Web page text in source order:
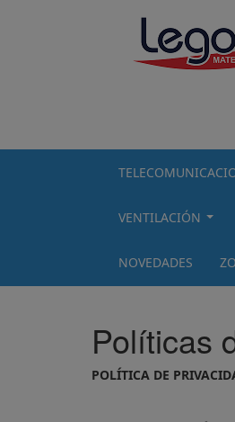
VENTILACIÓN
NOVEDADES
Políticas
POLÍTICA DE